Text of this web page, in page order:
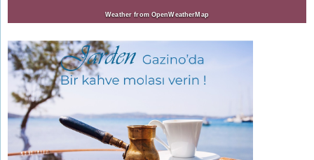
Weather from OpenWeatherMap